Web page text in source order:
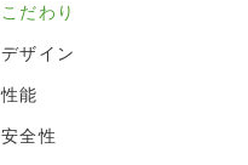
こだわり
デザイン
性能
安全性